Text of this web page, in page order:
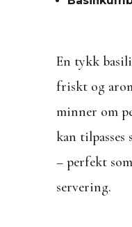
En tykk
friskt og
minner om
kan tilpasses
– perfekt
servering.